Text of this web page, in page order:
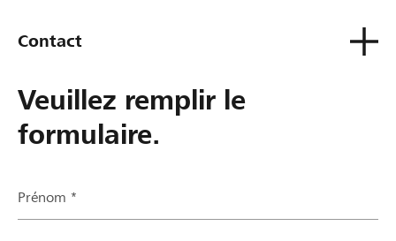
Contact
Veuillez remplir le
formulaire.
Prénom *